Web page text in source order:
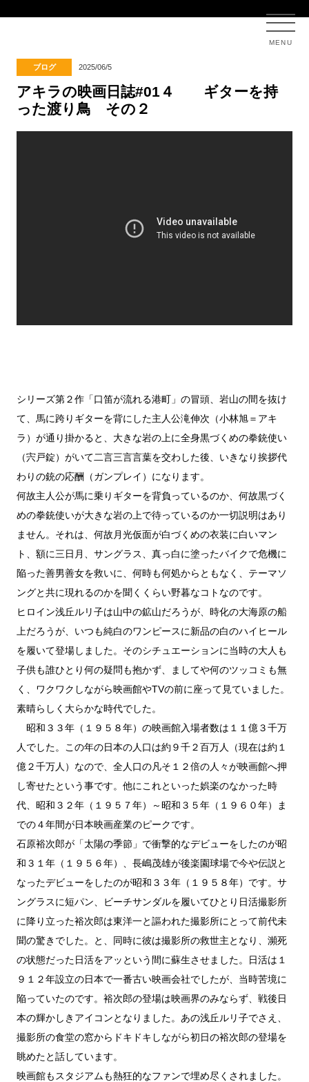
MENU
ブログ 2025/06/5
アキラの映画日誌#01４ ギターを持
った渡り鳥 その２
シリーズ第２作「口笛が流れる港町」の冒頭、岩山の間を抜け
て、馬に跨りギターを背にした主人公滝伸次（小林旭＝アキ
ラ）が通り掛かると、大きな岩の上に全身黒づくめの拳銃使い
（宍戸錠）がいて二言三言言葉を交わした後、いきなり挨拶代
わりの銃の応酬（ガンプレイ）になります。
何故主人公が馬に乗りギターを背負っているのか、何故黒づく
めの拳銃使いが大きな岩の上で待っているのか一切説明はあり
ません。それは、何故月光仮面が白づくめの衣装に白いマン
ト、額に三日月、サングラス、真っ白に塗ったバイクで危機に
陥った善男善女を救いに、何時も何処からともなく、テーマソ
ングと共に現れるのかを聞くくらい野暮なコトなのです。
ヒロイン浅丘ルリ子は山中の鉱山だろうが、時化の大海原の船
上だろうが、いつも純白のワンピースに新品の白のハイヒール
を履いて登場しました。そのシチュエーションに当時の大人も
子供も誰ひとり何の疑問も抱かず、ましてや何のツッコミも無
く、ワクワクしながら映画館やTVの前に座って見ていました。
素晴らしく大らかな時代でした。
昭和３３年（１９５８年）の映画館入場者数は１１億３千万
人でした。この年の日本の人口は約９千２百万人（現在は約１
億２千万人）なので、全人口の凡そ１２倍の人々が映画館へ押
し寄せたという事です。他にこれといった娯楽のなかった時
代、昭和３２年（１９５７年）～昭和３５年（１９６０年）ま
での４年間が日本映画産業のピークです。
石原裕次郎が「太陽の季節」で衝撃的なデビューをしたのが昭
和３１年（１９５６年）、長嶋茂雄が後楽園球場で今や伝説と
なったデビューをしたのが昭和３３年（１９５８年）です。サ
ングラスに短パン、ビーチサンダルを履いてひとり日活撮影所
に降り立った裕次郎は東洋一と謳われた撮影所にとって前代未
聞の驚きでした。と、同時に彼は撮影所の救世主となり、瀕死
の状態だった日活をアッという間に蘇生させました。日活は１
９１２年設立の日本で一番古い映画会社でしたが、当時苦境に
陥っていたのです。裕次郎の登場は映画界のみならず、戦後日
本の輝かしきアイコンとなりました。あの浅丘ルリ子でさえ、
撮影所の食堂の窓からドキドキしながら初日の裕次郎の登場を
眺めたと話しています。
映画館もスタジアムも熱狂的なファンで埋め尽くされました。